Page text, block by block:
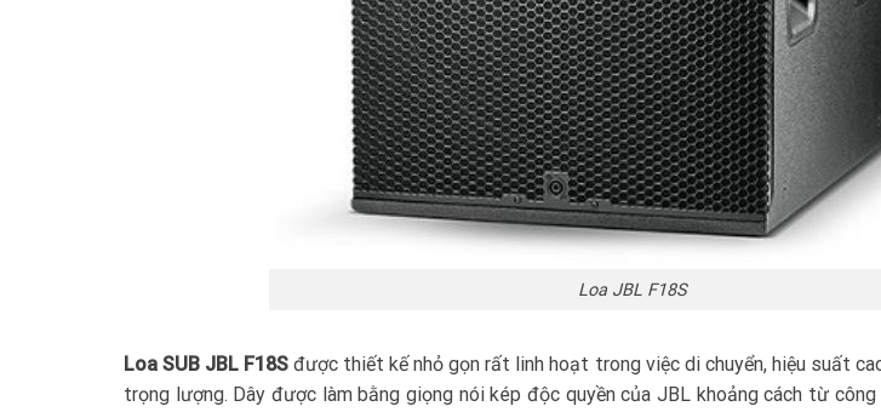
Loa JBL F18S
Loa SUB JBL F18S được thiết kế nhỏ gọn rất linh hoạt trong việc di chuyển, hiệu suất
trọng lượng. Dây được làm bằng giọng nói kép độc quyền của JBL khoảng cách từ